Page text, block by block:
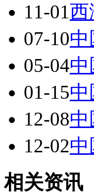
11-01西
07-10
05-04
01-15
12-08
12-02
相关资讯